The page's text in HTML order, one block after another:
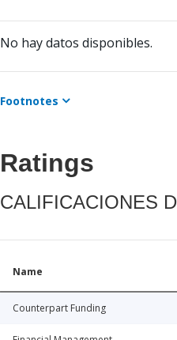
No hay datos disponibles.
Footnotes
Ratings
CALIFICACIONES
Name
Counterpart Funding